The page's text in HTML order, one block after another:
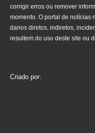
corrigir erros ou remover
momento. O portal de notícias
danos diretos, indiretos,
resultem do uso deste site ou
Criado por: